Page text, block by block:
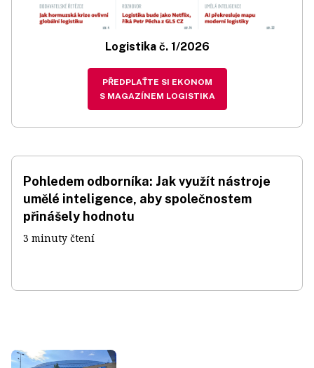
Logistika č. 1/2026
PŘEDPLAŤTE SI EKONOM
S MAGAZÍNEM LOGISTIKA
Pohledem odborníka: Jak využít nástroje
umělé inteligence, aby společnostem
přinášely hodnotu
3 minuty čtení